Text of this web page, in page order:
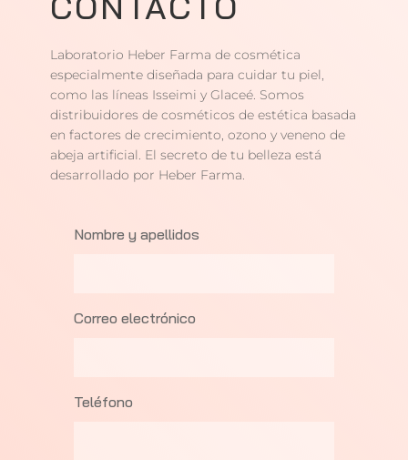
Laboratorio Heber Farma de cosmética
especialmente diseñada para cuidar tu piel,
como las líneas Isseimi y Glaceé. Somos
distribuidores de cosméticos de estética basada
en factores de crecimiento, ozono y veneno de
abeja artificial. El secreto de tu belleza está
desarrollado por Heber Farma.
Nombre y apellidos
Correo electrónico
Teléfono